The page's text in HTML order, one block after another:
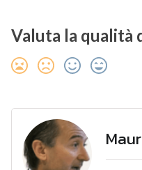
Valuta la qualità